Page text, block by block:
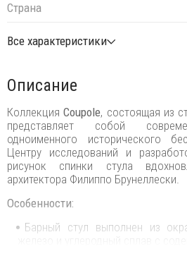
Страна
Все характеристики
Описание
КоллекцияCoupole, состоящая из
представляет собой
одноименного исторического
Центру исследований и
рисунок спинки стула
архитектора Филиппо Брунеллески.
Особенности:
Барный стул выполнен из
железо и углеродный сплав с